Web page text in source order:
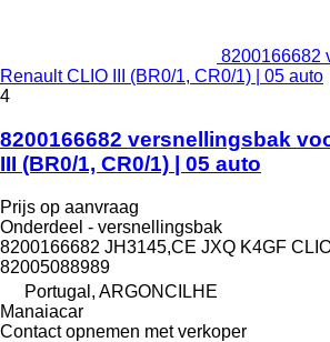
8200166682
Renault CLIO III (BR0/1, CR0/1) | 05 auto
4
8200166682 versnellingsbak
III (BR0/1, CR0/1) | 05 auto
Prijs op aanvraag
Onderdeel - versnellingsbak
8200166682 JH3145,CE JXQ K4GF
82005088989
Portugal, ARGONCILHE
Manaiacar
Contact opnemen met verkoper